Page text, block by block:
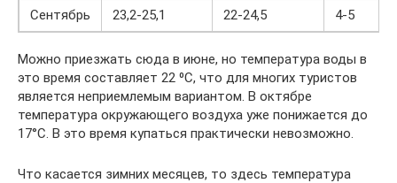
Сентябрь
23,2-25,1 22-24,5 4-5
Можно приезжать сюда в июне, но температура воды в
это время составляет 22 ⁰С, что для многих туристов
является неприемлемым вариантом. В октябре
температура окружающего воздуха уже понижается до
17°С. В это время купаться практически невозможно.
Что касается зимних месяцев, то здесь температура